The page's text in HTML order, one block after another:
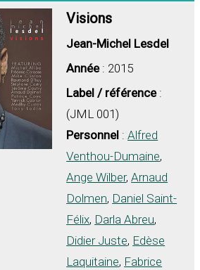
Visions
Jean-Michel Lesdel
Année: 2015
Label / référence:
(JML 001)
Personnel :Alfred
Venthou-Dumaine,
Ange Wilber,Arnaud
Dolmen, Daniel Saint-
Félix, Darla Abreu,
Didier Juste, Edèse
Laquitaine, Fabrice